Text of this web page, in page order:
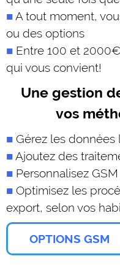
A tout moment,
ou des options
Entre 100 et
qui vous convient!
Une gestion
vos
Gérez les
Ajoutez des
Personnalisez
Optimisez les
export, selon vos
OPTIONS GSM